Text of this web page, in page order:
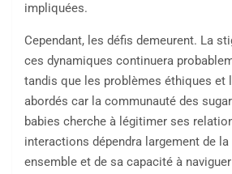
impliquées.
Cependant, les défis demeurent. La
ces dynamiques continuera
tandis que les problèmes éthiques et
abordés car la communauté des
babies cherche à légitimer ses
interactions dépendra largement de
ensemble et de sa capacité à